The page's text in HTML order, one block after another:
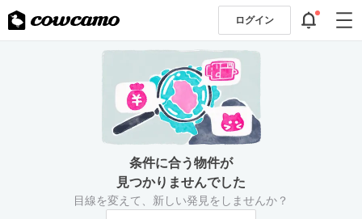
ログイン
条件に合う物件が
見つかりませんでした
目線を変えて、新しい発見をしませんか？